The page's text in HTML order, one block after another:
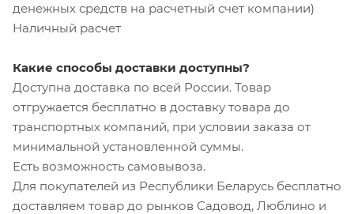
денежных средств на расчетный счет компании)
Наличный расчет
Какие способы доставки доступны?
Доступна доставка по всей России. Товар
отгружается бесплатно в доставку товара до
транспортных компаний, при условии заказа от
минимальной установленной суммы.
Есть возможность самовывоза.
Для покупателей из Республики Беларусь бесплатно
доставляем товар до рынков Садовод, Люблино и